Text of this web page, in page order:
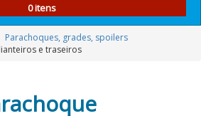
0 itens
Parachoques, grades, spoilers
e traseiros